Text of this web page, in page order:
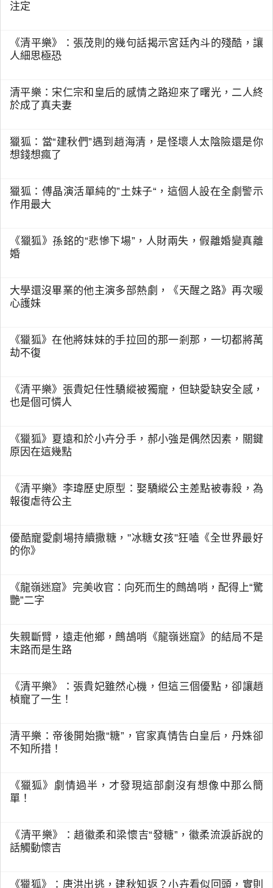
注定
《清平樂》：張茂則的幾句話揭示宮廷內斗的殘酷，讓
人細思極恐
清平樂：宋仁宗和皇后的感情之路迎來了曙光，二人終
於成了真夫妻
獵狐：當“建秋們”遇到趙海清，是怪壞人太陰險還是你
想錢想瘋了
獵狐：傅晶演活單純的”土妹子“，這個人設在全劇警示
作用最大
《獵狐》孫銘的“悲慘下場”，人財兩失，假離婚變真離
婚
大學還沒畢業的他主演多部熱劇，《天醒之路》再次暖
心護妹
《獵狐》在他將妹妹的手拉回的那一剎那，一切都將萬
劫不復
《清平樂》張貴妃任性驕縱被獨寵，但缺愛缺安全感，
也是個可憐人
《獵狐》夏遠和於小卉分手，郝小強是偶然因素，關鍵
原因在這幾點
《清平樂》李瑋歷史原型：娶驕縱公主差點被毒殺，為
報復虐待公主
優酷寵愛劇場持續撒糖，"冰糖女孩"狂嗑《全世界最好
的你》
《龍嶺迷窟》完美收官：向死而生的鷓鴣哨，配得上“驚
艷”二字
失親斷臂，遠走他鄉，鷓鴣哨《龍嶺迷窟》的結局不是
末路而是生路
《清平樂》：張貴妃雖然心機，但這三個優點，卻讓趙
楨寵了一生！
清平樂：帝後開始撒“糖”，官家真情告白皇后，丹姝卻
不知所措！
《獵狐》劇情過半，才發現這部劇沒有想像中那么簡
單！
《清平樂》：趙徽柔和梁懷吉“發糖”，徽柔流淚訴說的
話觸動懷吉
《獵狐》：唐洪出逃，建秋知返？小卉看似回頭，實則